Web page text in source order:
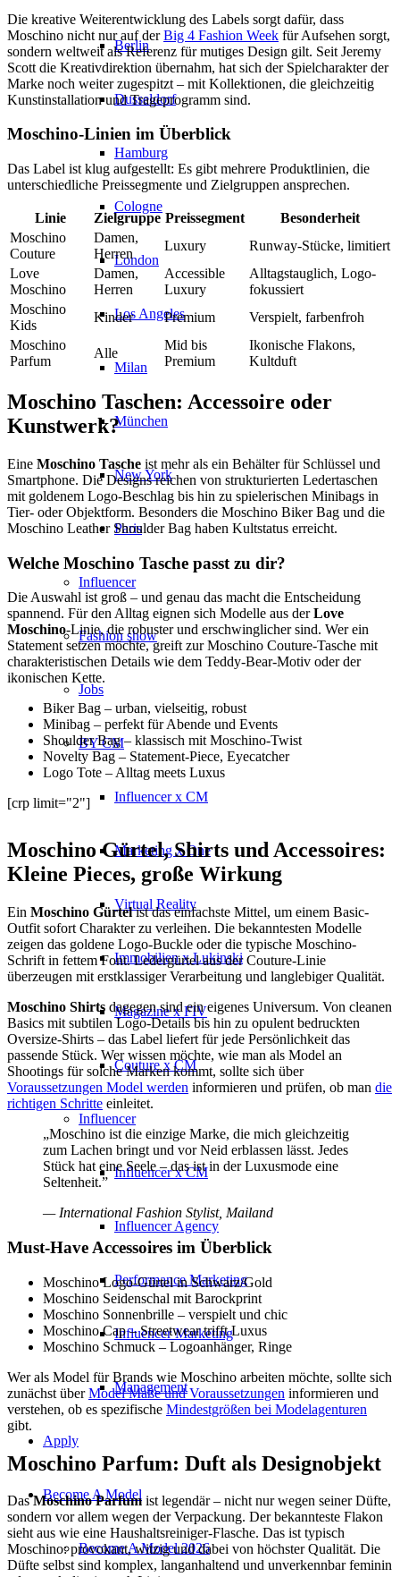
Berlin
Dusseldorf
Hamburg
Cologne
London
Los Angeles
Milan
München
New York
Paris
Influencer
Fashion show
Jobs
BY CM
Influencer x CM
Marketing x One
Virtual Reality
Immobilien x Lukinski
Magazine x FIV
Couture x CM
Influencer
Influencer x CM
Influencer Agency
Performance Marketing
Influencer Marketing
Management
Apply
Become A Model
Become A Model 2026
Die kreative Weiterentwicklung des Labels sorgt dafür, dass
Moschino nicht nur auf derBig 4 Fashion Week für Aufsehen sorgt,
sondern weltweit als Referenz für mutiges Design gilt. Seit Jeremy
Scott die Kreativdirektion übernahm, hat sich der Spielcharakter der
Marke noch weiter zugespitzt – mit Kollektionen, die gleichzeitig
Kunstinstallation und Trageprogramm sind.
Moschino-Linien im Überblick
Das Label ist klug aufgestellt: Es gibt mehrere Produktlinien, die
unterschiedliche Preissegmente und Zielgruppen ansprechen.
Linie Zielgruppe Preissegment
Besonderheit
Moschino
Couture
Damen,
Herren
Luxury
Runway-Stücke, limitiert
Love
Moschino
Damen,
Herren
Accessible
Luxury
Alltagstauglich, Logo-
fokussiert
Moschino
Kids
Kinder Premium
Verspielt, farbenfroh
Moschino
Parfum
Alle
Mid bis
Premium
Ikonische Flakons,
Kultduft
Moschino Taschen: Accessoire oder
Kunstwerk?
Eine Moschino Tasche ist mehr als ein Behälter für Schlüssel und
Smartphone. Die Designs reichen von strukturierten Ledertaschen
mit goldenem Logo-Beschlag bis hin zu spielerischen Minibags in
Tier- oder Objektform. Besonders die Moschino Biker Bag und die
Moschino Leather Shoulder Bag haben Kultstatus erreicht.
Welche Moschino Tasche passt zu dir?
Die Auswahl ist groß – und genau das macht die Entscheidung
spannend. Für den Alltag eignen sich Modelle aus derLove
Moschino-Linie, die robuster und erschwinglicher sind. Wer ein
Statement setzen möchte, greift zur Moschino Couture-Tasche mit
charakteristischen Details wie dem Teddy-Bear-Motiv oder der
ikonischen Kette.
Biker Bag – urban, vielseitig, robust
Minibag – perfekt für Abende und Events
Shoulder Bag – klassisch mit Moschino-Twist
Novelty Bag – Statement-Piece, Eyecatcher
Logo Tote – Alltag meets Luxus
[crp limit="2"]
Moschino Gürtel, Shirts und Accessoires:
Kleine Pieces, große Wirkung
Ein Moschino Gürtelist das einfachste Mittel, um einem Basic-
Outfit sofort Charakter zu verleihen. Die bekanntesten Modelle
zeigen das goldene Logo-Buckle oder die typische Moschino-
Schrift in fettem Font. Ledergürtel aus der Couture-Linie
überzeugen mit erstklassiger Verarbeitung und langlebiger Qualität.
Moschino Shirts dagegen sind ein eigenes Universum. Von cleanen
Basics mit subtilen Logo-Details bis hin zu opulent bedruckten
Oversize-Shirts – das Label liefert für jede Persönlichkeit das
passende Stück. Wer wissen möchte, wie man als Model an
Shootings für solche Marken kommt, sollte sich über
Voraussetzungen Model werden informieren und prüfen, ob man die
richtigen Schritte einleitet.
„Moschino ist die einzige Marke, die mich gleichzeitig
zum Lachen bringt und vor Neid erblassen lässt. Jedes
Stück hat eine Seele – das ist in der Luxusmode eine
Seltenheit.”
— International Fashion Stylist, Mailand
Must-Have Accessoires im Überblick
Moschino Logo-Gürtel in Schwarz/Gold
Moschino Seidenschal mit Barockprint
Moschino Sonnenbrille – verspielt und chic
Moschino Cap – Streetwear trifft Luxus
Moschino Schmuck – Logoanhänger, Ringe
Wer als Model für Brands wie Moschino arbeiten möchte, sollte sich
zunächst überModel Maße und Voraussetzungen informieren und
verstehen, ob es spezifische Mindestgrößen bei Modelagenturen
gibt.
Moschino Parfum: Duft als Designobjekt
DasMoschino Parfum ist legendär – nicht nur wegen seiner Düfte,
sondern vor allem wegen der Verpackung. Der bekannteste Flakon
sieht aus wie eine Haushaltsreiniger-Flasche. Das ist typisch
Moschino: provokant, witzig und dabei von höchster Qualität. Die
Düfte selbst sind komplex, langanhaltend und unverkennbar feminin